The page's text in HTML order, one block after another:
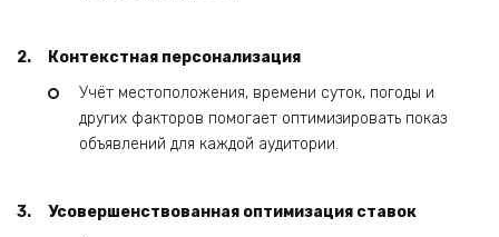
Контекстная персонализация
Учёт местоположения, времени суток, погоды и
других факторов помогает оптимизировать показ
объявлений для каждой аудитории.
Усовершенствованная оптимизация ставок